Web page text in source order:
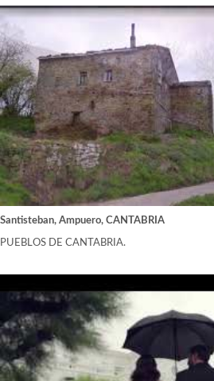
Santisteban, Ampuero, CANTABRIA
PUEBLOS DE CANTABRIA.